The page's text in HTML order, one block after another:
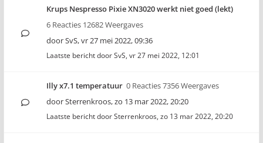
Krups Nespresso Pixie XN3020 werkt niet goed (lekt)
6 Reacties 12682 Weergaves
doorSvS,vr 27 mei 2022, 09:36
Laatste bericht doorSvS, vr 27 mei 2022, 12:01
Illy x7.1 temperatuur 0 Reacties 7356 Weergaves
doorSterrenkroos,zo 13 mar 2022, 20:20
Laatste bericht doorSterrenkroos, zo 13 mar 2022, 20:20